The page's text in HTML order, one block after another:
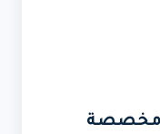
مخصصة